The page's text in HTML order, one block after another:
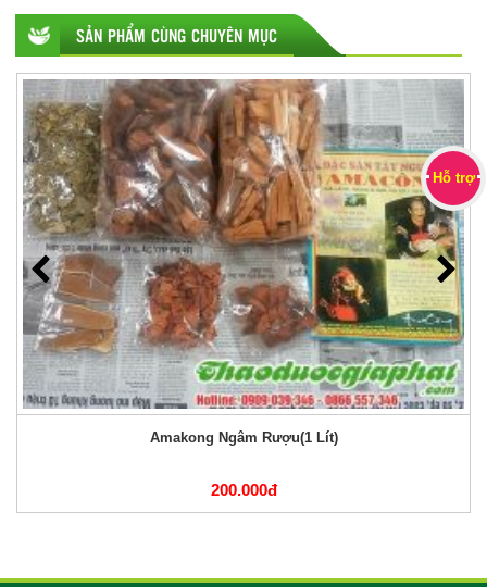
SẢN PHẨM CÙNG CHUYÊN MỤC
Amakong Ngâm Rượu(1 Lít)
200.000đ
Hỗ trợ